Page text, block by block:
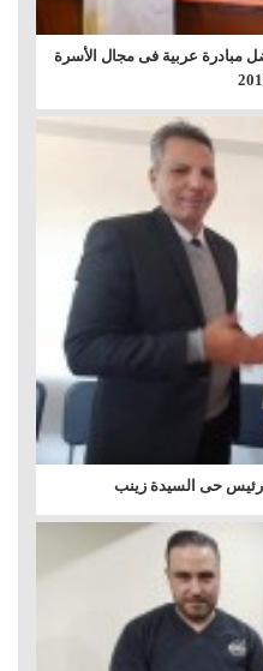
مبادرة عربية فى مجال الأسرة
رئيس حى السيدة زينب